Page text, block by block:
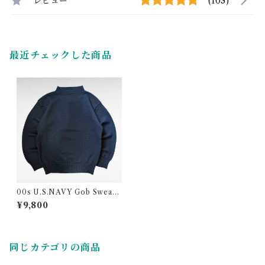
最近チェックした商品
00s U.S.NAVY Gob Sweate
r
¥9,800
同じカテゴリの商品